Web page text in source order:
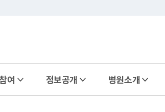
여 정보공개 병원소개